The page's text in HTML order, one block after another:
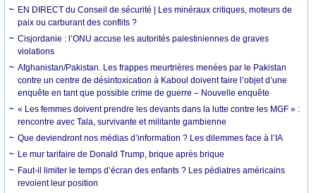
EN DIRECT du Conseil de sécurité | Les minéraux critiques, moteurs de
paix ou carburant des conflits ?
Cisjordanie : l’ONU accuse les autorités palestiniennes de graves
violations
Afghanistan/Pakistan. Les frappes meurtrières menées par le Pakistan
contre un centre de désintoxication à Kaboul doivent faire l’objet d’une
enquête en tant que possible crime de guerre – Nouvelle enquête
« Les femmes doivent prendre les devants dans la lutte contre les MGF » :
rencontre avec Tala, survivante et militante gambienne
Que deviendront nos médias d’information ? Les dilemmes face à l’IA
Le mur tarifaire de Donald Trump, brique après brique
Faut-il limiter le temps d’écran des enfants ? Les pédiatres américains
revoient leur position